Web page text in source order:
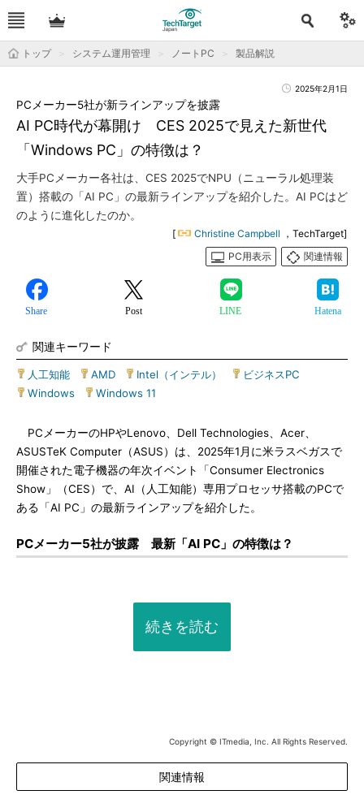
トップ システム運用管理 ノートPC 製品解説
2025年2月1日
AI PC時代が幕開け CES 2025で見えた新世代
「Windows PC」の特徴は？
PCメーカー5社が新ラインアップを披露
大手PCメーカー各社は、CES 2025でNPU（ニューラル処理装
置）搭載の「AI PC」の最新ラインアップを紹介した。AI PCはど
のように進化したのか。
[ Christine Campbell ，TechTarget]
PC用表示
関連情報
Share Post LINE Hatena
関連キーワード
人工知能 AMD Intel（インテル） ビジネスPC
Windows
Windows 11
PCメーカーのHPやLenovo、Dell Technologies、Acer、
ASUSTeK Computer（ASUS）は、2025年1月に米ラスベガスで
開催された電子機器の年次イベント「Consumer Electronics
Show」（CES）で、AI（人工知能）専用プロセッサ搭載のPCで
ある「AI PC」の最新ラインアップを紹介した。
PCメーカー5社が披露 最新「AI PC」の特徴は？
続きを読む
Copyright © ITmedia, Inc. All Rights Reserved.
関連情報